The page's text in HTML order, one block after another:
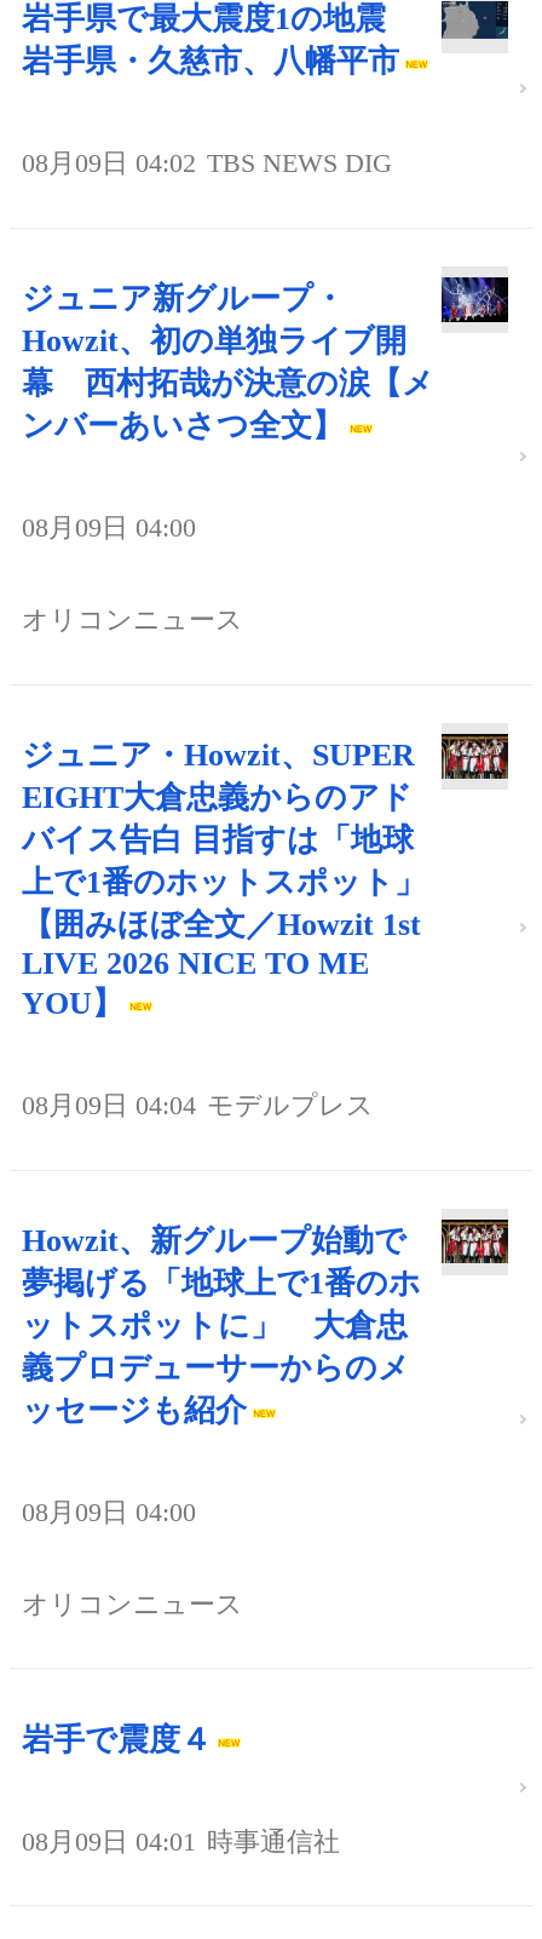
岩手県で最大震度1の地震
岩手県・久慈市、八幡平市
08月09日 04:02 TBS NEWS DIG
ジュニア新グループ・
Howzit、初の単独ライブ開
幕 西村拓哉が決意の涙【メ
ンバーあいさつ全文】
08月09日 04:00
オリコンニュース
ジュニア・Howzit、SUPER
EIGHT大倉忠義からのアド
バイス告白 目指すは「地球
上で1番のホットスポット」
【囲みほぼ全文／Howzit 1st
LIVE 2026 NICE TO ME
YOU】
08月09日 04:04 モデルプレス
Howzit、新グループ始動で
夢掲げる「地球上で1番のホ
ットスポットに」 大倉忠
義プロデューサーからのメ
ッセージも紹介
08月09日 04:00
オリコンニュース
岩手で震度４
08月09日 04:01 時事通信社